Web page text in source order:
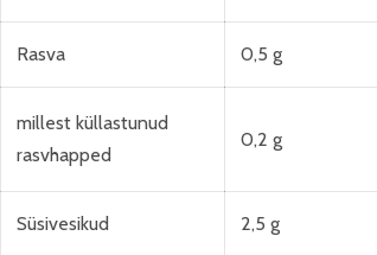
Rasva 0,5 g
millest küllastunud
rasvhapped
0,2 g
Süsivesikud 2,5 g